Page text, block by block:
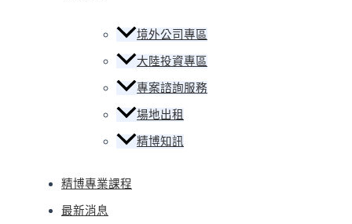
境外公司專區
大陸投資專區
專案諮詢服務
場地出租
精博知訊
精博專業課程
最新消息